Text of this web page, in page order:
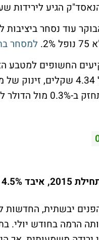
הגיע לירידות
למסחר
ל-1.115 דולר.
מהשיא
יבשתית, החדשות